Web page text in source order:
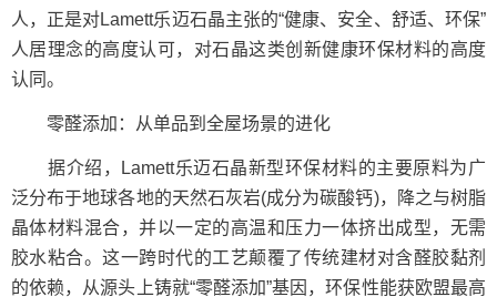
人，正是对Lamett乐迈石晶主张的“健康、安全、舒适、环保”
人居理念的高度认可，对石晶这类创新健康环保材料的高度
认同。
零醛添加：从单品到全屋场景的进化
据介绍，Lamett乐迈石晶新型环保材料的主要原料为广
泛分布于地球各地的天然石灰岩(成分为碳酸钙)，降之与树脂
晶体材料混合，并以一定的高温和压力一体挤出成型，无需
胶水粘合。这一跨时代的工艺颠覆了传统建材对含醛胶黏剂
的依赖，从源头上铸就“零醛添加”基因，环保性能获欧盟最高